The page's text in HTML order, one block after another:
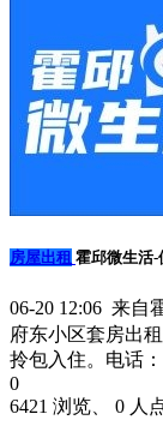
房屋出租 霍邱微生活-
06-20 12:06 来自
府东小区套房出
拎包入住。电话：
0
6421 浏览、 0 人